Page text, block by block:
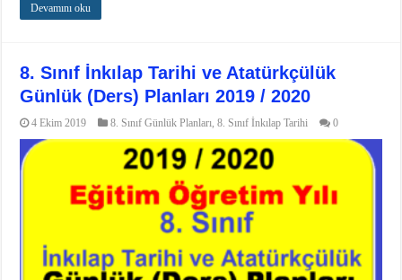
Devamını oku
8. Sınıf İnkılap Tarihi ve Atatürkçülük
Günlük (Ders) Planları 2019 / 2020
4 Ekim 2019 8. Sınıf Günlük Planları,8. Sınıf İnkılap Tarihi 0